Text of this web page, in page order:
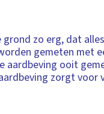
zo erg, dat
gemeten met
aardbeving ooit
zorgt voor